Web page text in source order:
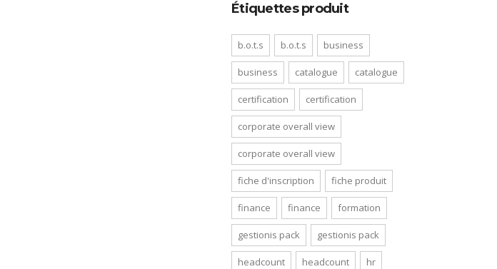
Étiquettes produit
b.o.t.s b.o.t.s business
business catalogue catalogue
certification certification
corporate overall view
corporate overall view
fiche d'inscription fiche produit
finance finance formation
gestionis pack gestionis pack
headcount headcount hr